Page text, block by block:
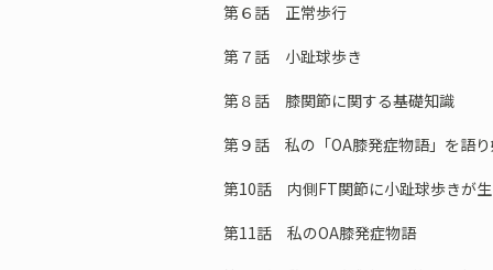
第６話 正常歩行
第７話 小趾球歩き
第８話 膝関節に関する基礎知識
第９話 私の「OA膝発症物語」を語
第10話 内側FT関節に小趾球歩きが
第11話 私のOA膝発症物語